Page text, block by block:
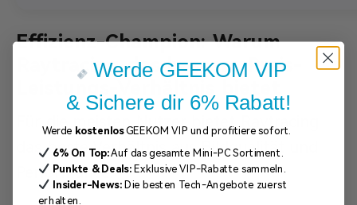
Effizienz-Champion: Warum
Raytracing das bessere Preis-
Für die meisten Nutzer bietet Raytracing
das beste Verhältnis aus Bildqualität und
Performance.
Werde GEEKOM VIP
& Sichere dir 6% Rabatt!
Werde kostenlosGEEKOM VIP und profitiere sofort.
6% On Top:Auf das gesamte Mini-PC Sortiment.
Punkte & Deals:Exklusive VIP-Rabatte sammeln.
Insider-News:Die besten Tech-Angebote zuerst
erhalten.